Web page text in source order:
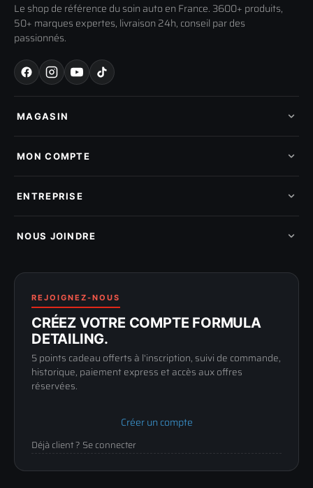
Le shop de référence du soin auto en France. 3600+ produits,
50+ marques expertes, livraison 24h, conseil par des
passionnés.
MAGASIN
Nos marques
Pads de polissage
Pièces détachées
MON COMPTE
Mes tickets SAV
Mon parrainage
Programme fidelite
ENTREPRISE
Compte pro
Politique de retour
Conditions générales
Mentions légales
Confidentialité
NOUS JOINDRE
89100 SENS
03 73 61 02 02
Lun-Ven
9h-12h / 14h-17h
REJOIGNEZ-NOUS
CRÉEZ VOTRE COMPTE FORMULA
DETAILING.
5 points cadeau offerts à l'inscription, suivi de commande,
historique, paiement express et accès aux offres
réservées.
Créer un compte
Déjà client ? Se connecter